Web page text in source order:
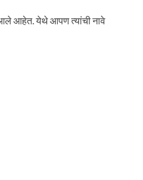
आहेत. येथे आपण त्यांची नावे